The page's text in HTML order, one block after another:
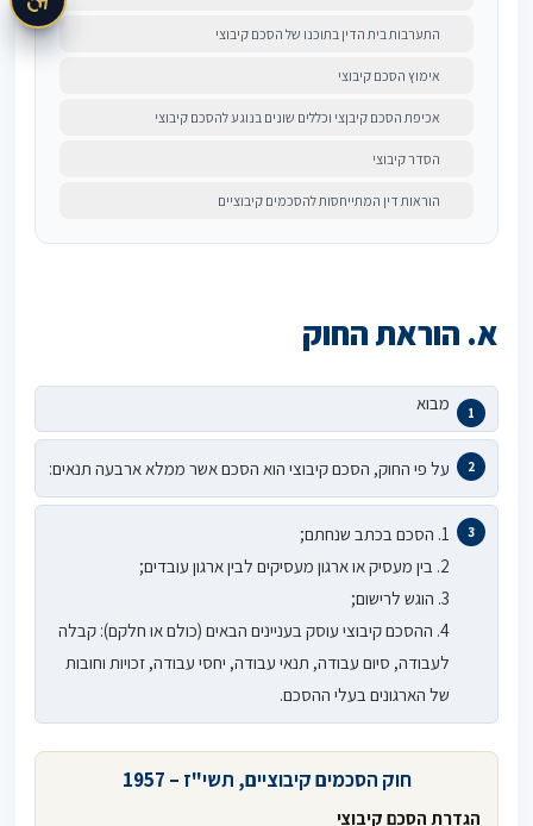
התערבות בית הדין בתוכנו של הסכם קיבוצי
אימוץ הסכם קיבוצי
אכיפת הסכם קיבןצי וכללים שונים בנוגע להסכם קיבוצי
הסדר קיבוצי
הוראות דין המתייחסות להסכמים קיבוציים
א. הוראת החוק
מבוא
על פי החוק, הסכם קיבוצי הוא הסכם אשר ממלא ארבעה תנאים:
1. הסכם בכתב שנחתם;
2. בין מעסיק או ארגון מעסיקים לבין ארגון עובדים;
3. הוגש לרישום;
4. ההסכם קיבוצי עוסק בעניינים הבאים (כולם או חלקם): קבלה
לעבודה, סיום עבודה, תנאי עבודה, יחסי עבודה, זכויות וחובות
של הארגונים בעלי ההסכם.
חוק הסכמים קיבוציים, תשי"ז – 1957
הגדרת הסכם קיבוצי